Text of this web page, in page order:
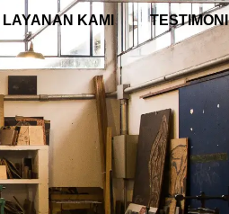
LAYANAN KAMI TESTIMONI